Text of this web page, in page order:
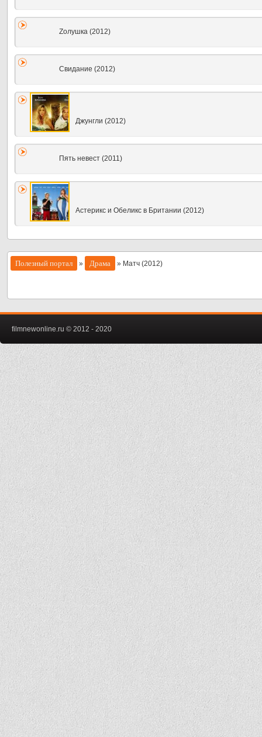
Zолушка (2012)
Свидание (2012)
Джунгли (2012)
Пять невест (2011)
Астерикс и Обеликс в Британии (2012)
Полезный портал » Драма » Матч (2012)
filmnewonline.ru © 2012 - 2020